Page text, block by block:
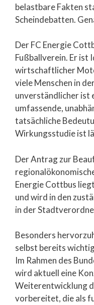
belastbare Fakten
Scheindebatten.
Der FC Energie
Fußballverein. Er ist
wirtschaftlicher
viele Menschen in
unverständlicher ist
umfassende,
tatsächliche
Wirkungsstudie ist
Der Antrag zur
Energie Cottbus
und wird in den
in der
Besonders
selbst bereits
Im Rahmen des
wird aktuell eine
Weiterentwicklung
vorbereitet, die als